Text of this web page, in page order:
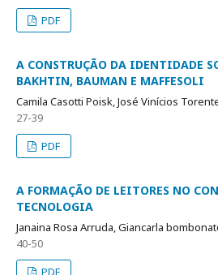
PDF
A CONSTRUÇÃO DA IDENTIDADE
BAKHTIN, BAUMAN E MAFFESOLI
Camila Casotti Poisk, José Vinícios
27-39
PDF
A FORMAÇÃO DE LEITORES NO
TECNOLOGIA
Janaina Rosa Arruda, Giancarla
40-50
PDF